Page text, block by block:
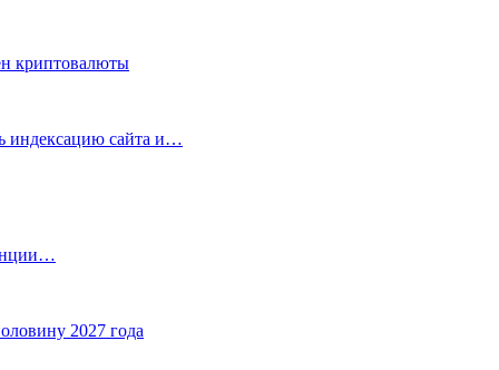
криптовалюты
индексацию сайта и…
2027 года